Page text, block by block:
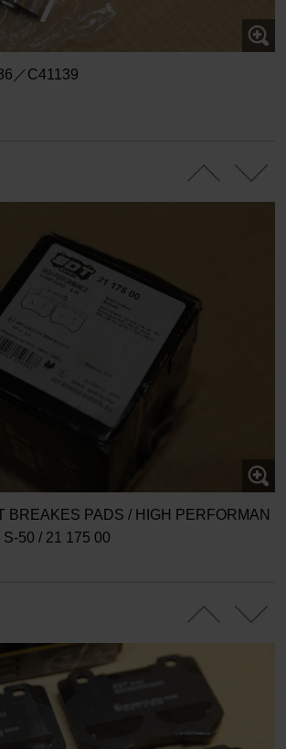
／C41139
BREAKES PADS / HIGH PERFORMAN
50 / 21 175 00